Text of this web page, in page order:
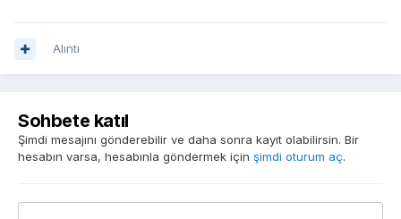
Alıntı
Sohbete katıl
Şimdi mesajını gönderebilir ve daha sonra kayıt olabilirsin. Bir
hesabın varsa, hesabınla göndermek için şimdi oturum aç.